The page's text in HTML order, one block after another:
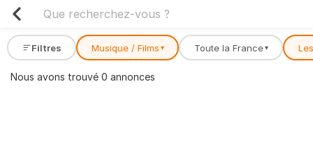
Filtres Musique / Films ▾ Toute la France ▾
Nous avons trouvé 0 annonces